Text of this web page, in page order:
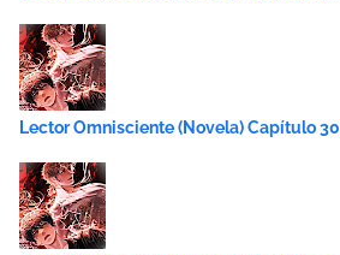
Lector Omnisciente (Novela) Capítulo 30